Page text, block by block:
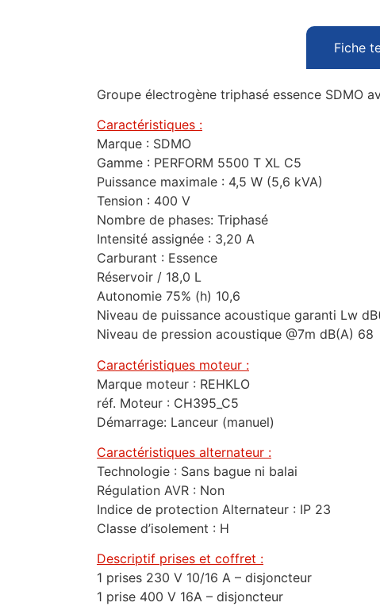
Fiche
Groupe électrogène triphasé essence SDMO
Caractéristiques :
Marque : SDMO
Gamme : PERFORM 5500 T XL C5
Puissance maximale : 4,5 W (5,6 kVA)
Tension : 400 V
Nombre de phases: Triphasé
Intensité assignée : 3,20 A
Carburant : Essence
Réservoir / 18,0 L
Autonomie 75% (h) 10,6
Niveau de puissance acoustique garanti Lw
Niveau de pression acoustique @7m dB(A) 68
Caractéristiques moteur :
Marque moteur : REHKLO
réf. Moteur : CH395_C5
Démarrage: Lanceur (manuel)
Caractéristiques alternateur :
Technologie : Sans bague ni balai
Régulation AVR : Non
Indice de protection Alternateur : IP 23
Classe d’isolement : H
Descriptif prises et coffret :
1 prises 230 V 10/16 A – disjoncteur
1 prise 400 V 16A – disjoncteur